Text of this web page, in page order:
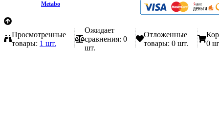
Metabo
Просмотренные
товары: 1 шт.
Ожидает
сравнения: 0
шт.
Отложенные
товары: 0 шт.
0